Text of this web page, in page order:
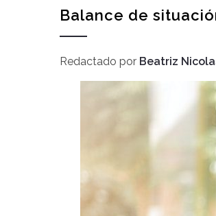
Balance de
Redactado por Beatriz